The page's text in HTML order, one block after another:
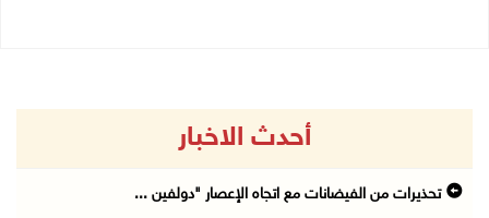
أحدث الاخبار
تحذيرات من الفيضانات مع اتجاه الإعصار "دولفين ...